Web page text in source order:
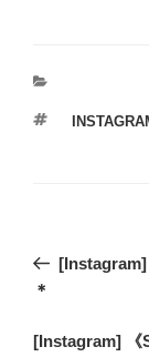
タ
稿
ビ
過
去
投
[Instagram]
＊
次
[Instagram] 《